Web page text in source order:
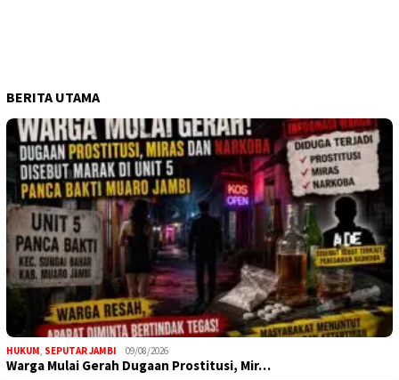
BERITA UTAMA
HUKUM SEPUTAR JAMBI 09/08/2026
Warga Mulai Gerah Dugaan Prostitusi, Mir…